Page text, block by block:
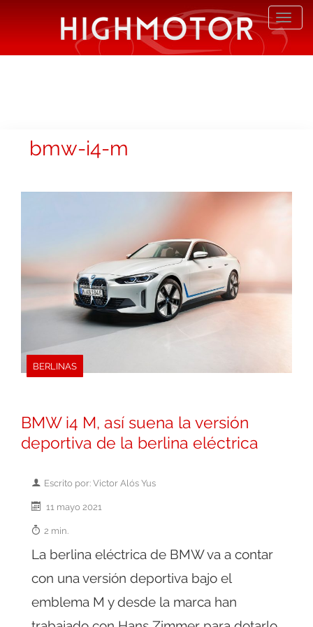
bmw-i4-m
BERLINAS
BMW i4 M, así suena la versión
deportiva de la berlina eléctrica
Escrito por: Victor Alós Yus
11 mayo 2021
2 min.
La berlina eléctrica de BMW va a contar
con una versión deportiva bajo el
emblema M y desde la marca han